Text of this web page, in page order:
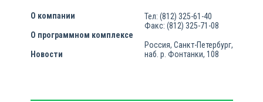
О компании
О программном комплексе
Новости
Тел: (812) 325-61-40
Факс: (812) 325-71-08
Россия, Санкт-Петербург,
наб. р. Фонтанки, 108